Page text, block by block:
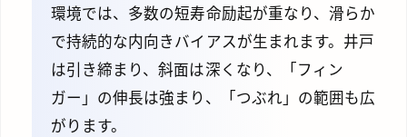
環境では、多数の短寿命励起が重なり、滑らか
で持続的な内向きバイアスが生まれます。井戸
は引き締まり、斜面は深くなり、「フィン
ガー」の伸長は強まり、「つぶれ」の範囲も広
がります。